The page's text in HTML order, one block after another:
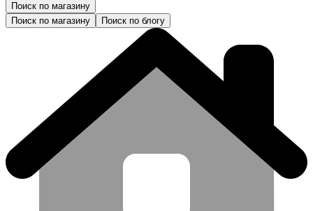
Поиск по магазину
Поиск по магазину
Поиск по блогу